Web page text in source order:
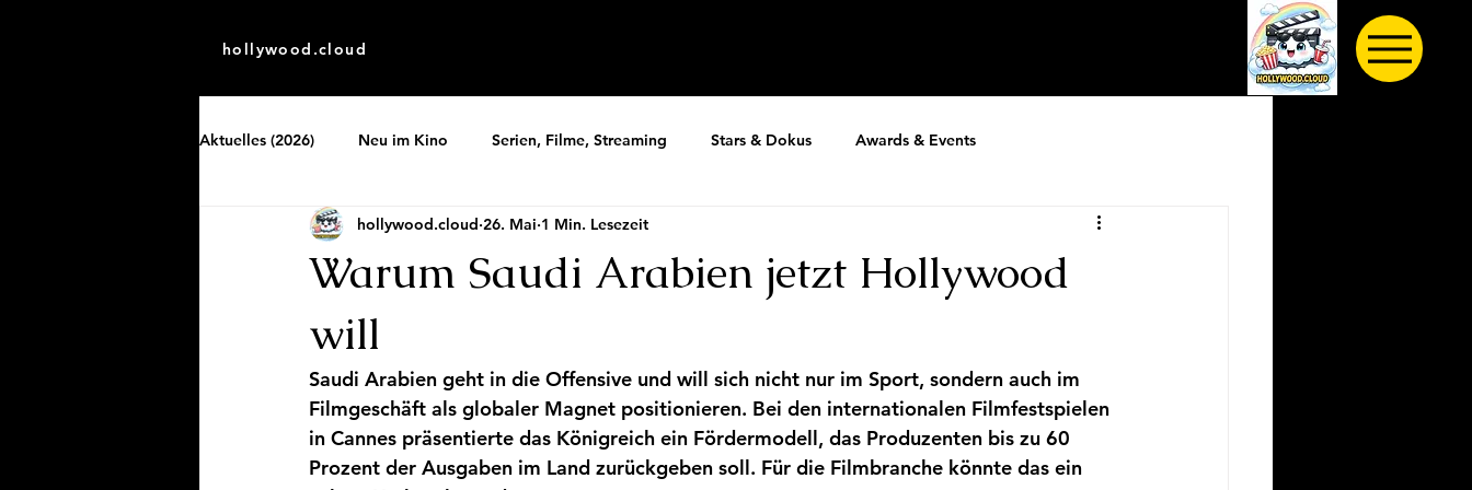
hollywood.cloud
Aktuelles (2026) Neu im Kino Serien, Filme, Streaming Stars & Dokus Awards & Events
Warum Saudi Arabien jetzt Hollywood
will
hollywood.cloud 26. Mai 1 Min. Lesezeit
Saudi Arabien geht in die Offensive und will sich nicht nur im Sport, sondern auch im
Filmgeschäft als globaler Magnet positionieren. Bei den internationalen Filmfestspielen
in Cannes präsentierte das Königreich ein Fördermodell, das Produzenten bis zu 60
Prozent der Ausgaben im Land zurückgeben soll. Für die Filmbranche könnte das ein